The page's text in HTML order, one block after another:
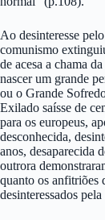
Ao desinteresse
comunismo
de acesa a chama
nascer um grande
ou o Grande
Exilado saísse de
para os europeus,
desconhecida,
anos, desaparecida
outrora
quanto os anfitriões
desinteressados